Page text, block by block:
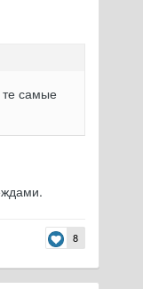
те самые
8